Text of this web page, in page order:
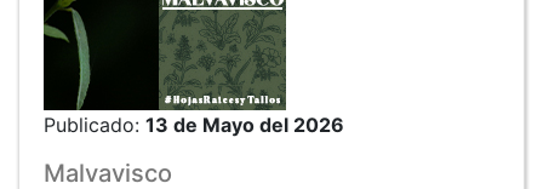
Publicado: 13 de Mayo del 2026
Malvavisco